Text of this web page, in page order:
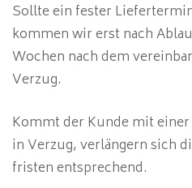
Sollte ein fester
kommen wir erst nach
Wochen nach dem
Verzug.
Kommt der Kunde mit
in Verzug, verlängern sich
fristen entsprechend.